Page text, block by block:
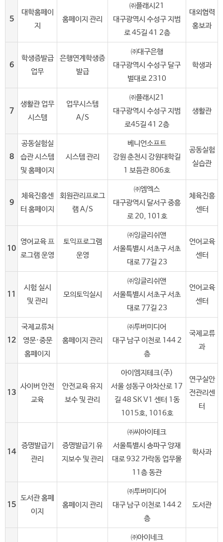
5
대학홈페이
지
홈페이지 관리
㈜플래시21
대구광역시 수성구 지범
로 45길 41 2층
대외협력
홍보과
6
학생증발급
업무
은행연계학생증
발급
㈜대구은행
대구광역시 수성구 달구
벌대로 2310
학생과
7
생활관 업무
시스템
업무시스템
A/S
㈜플래시21
대구광역시 수성구 지범
로45길 41 2층
생활관
8
공동실험실
습관 시스템
및 홈페이지
시스템 관리
베니언소프트
강원 춘천시 강원대학길
1 보듬관 806호
공동실험
실습관
9
체육진흥센
터 홈페이지
회원관리프로그
램 A/S
㈜엠엑스
대구광역시 달서구 중흥
로 20, 101호
체육진흥
센터
10
영어교육 프
로그램 운영
토익프로그램
운영
㈜잉글리쉬앤
서울특별시 서초구 서초
대로 77길 23
언어교육
센터
11
시험 실시
및 관리
모의토익실시
㈜잉글리쉬앤
서울특별시 서초구 서초
대로 77길 23
언어교육
센터
12
국제교류처
영문·중문
홈페이지
홈페이지 관리
㈜투버미디어
대구 남구 이천로 144 2
층
국제교류
과
13
사이버 안전
교육
안전교육 유지
보수 및 관리
아이엠지테크(주)
서울 성동구 아차산로 17
길 48 SK V1 센터 1동
1015호, 1016호
연구실안
전관리센
터
14
증명발급기
관리
증명발급기 유
지보수 및 관리
㈜씨아이테크
서울특별시 송파구 양재
대로 932 가락동 업무몰
11층 동관
학사과
15
도서관 홈페
이지
홈페이지 관리
㈜투버미디어
대구 남구 이천로 144 2
층
도서관
㈜아이네크